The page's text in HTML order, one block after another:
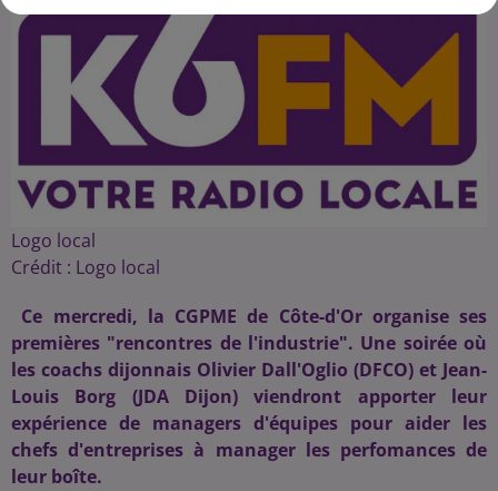
Logo local
Crédit : Logo local
Ce mercredi, la CGPME de Côte-d'Or organise ses
premières "rencontres de l'industrie". Une soirée où
les coachs dijonnais Olivier Dall'Oglio (DFCO) et Jean-
Louis Borg (JDA Dijon) viendront apporter leur
expérience de managers d'équipes pour aider les
chefs d'entreprises à manager les perfomances de
leur boîte.